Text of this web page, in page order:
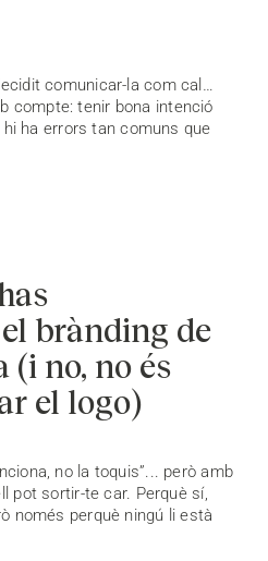
comunicar-la com cal…
compte: tenir bona intenció
hi ha errors tan comuns que
brànding de
(i no, no és
el logo)
no la toquis”... però amb
pot sortir-te car. Perquè sí,
només perquè ningú li està